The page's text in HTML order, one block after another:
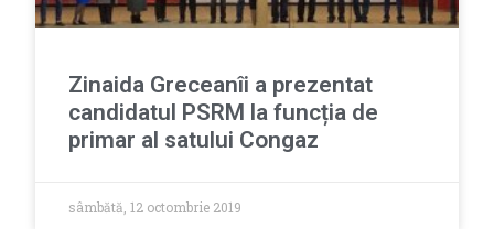
Zinaida Greceanîi a prezentat
candidatul PSRM la funcția de
primar al satului Congaz
sâmbătă, 12 octombrie 2019